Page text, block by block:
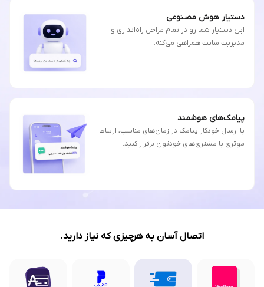
دستیار هوش مصنوعی
این دستیار شما رو در تمام مراحل راه‌اندازی و
مدیریت سایت همراهی می‌کنه.
پیامک‌های هوشمند
با ارسال خودکار پیامک در زمان‌های مناسب، ارتباط
موثری با مشتری‌های خودتون برقرار کنید.
اتصال آسان به هرچیزی که نیاز دارید.